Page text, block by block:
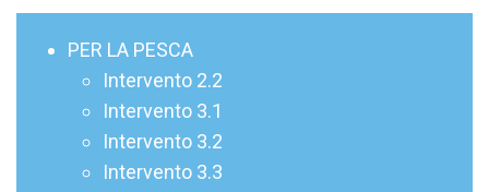
PER LA PESCA
Intervento 2.2
Intervento 3.1
Intervento 3.2
Intervento 3.3